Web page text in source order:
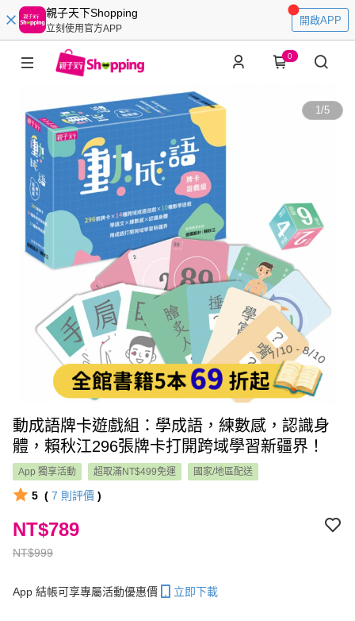
親子天下Shopping
立刻使用官方APP
開啟APP
0
1/5
動成語牌卡遊戲組：學成語，練數感，認識身
體，賴秋江296張牌卡打開跨域學習新疆界！
App 獨享活動 超取滿NT$499免運 國家/地區配送
5 ( 7 則評價 )
NT$999
NT$789
App 結帳可享專屬活動優惠價 立即下載